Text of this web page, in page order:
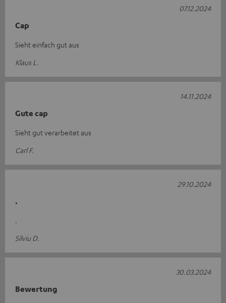
Cap
Sieht einfach gut aus
Klaus L.
07.12.2024
Gute cap
Sieht gut verarbeitet aus
Carl F.
14.11.2024
.
.
Silviu D.
29.10.2024
Bewertung
30.03.2024